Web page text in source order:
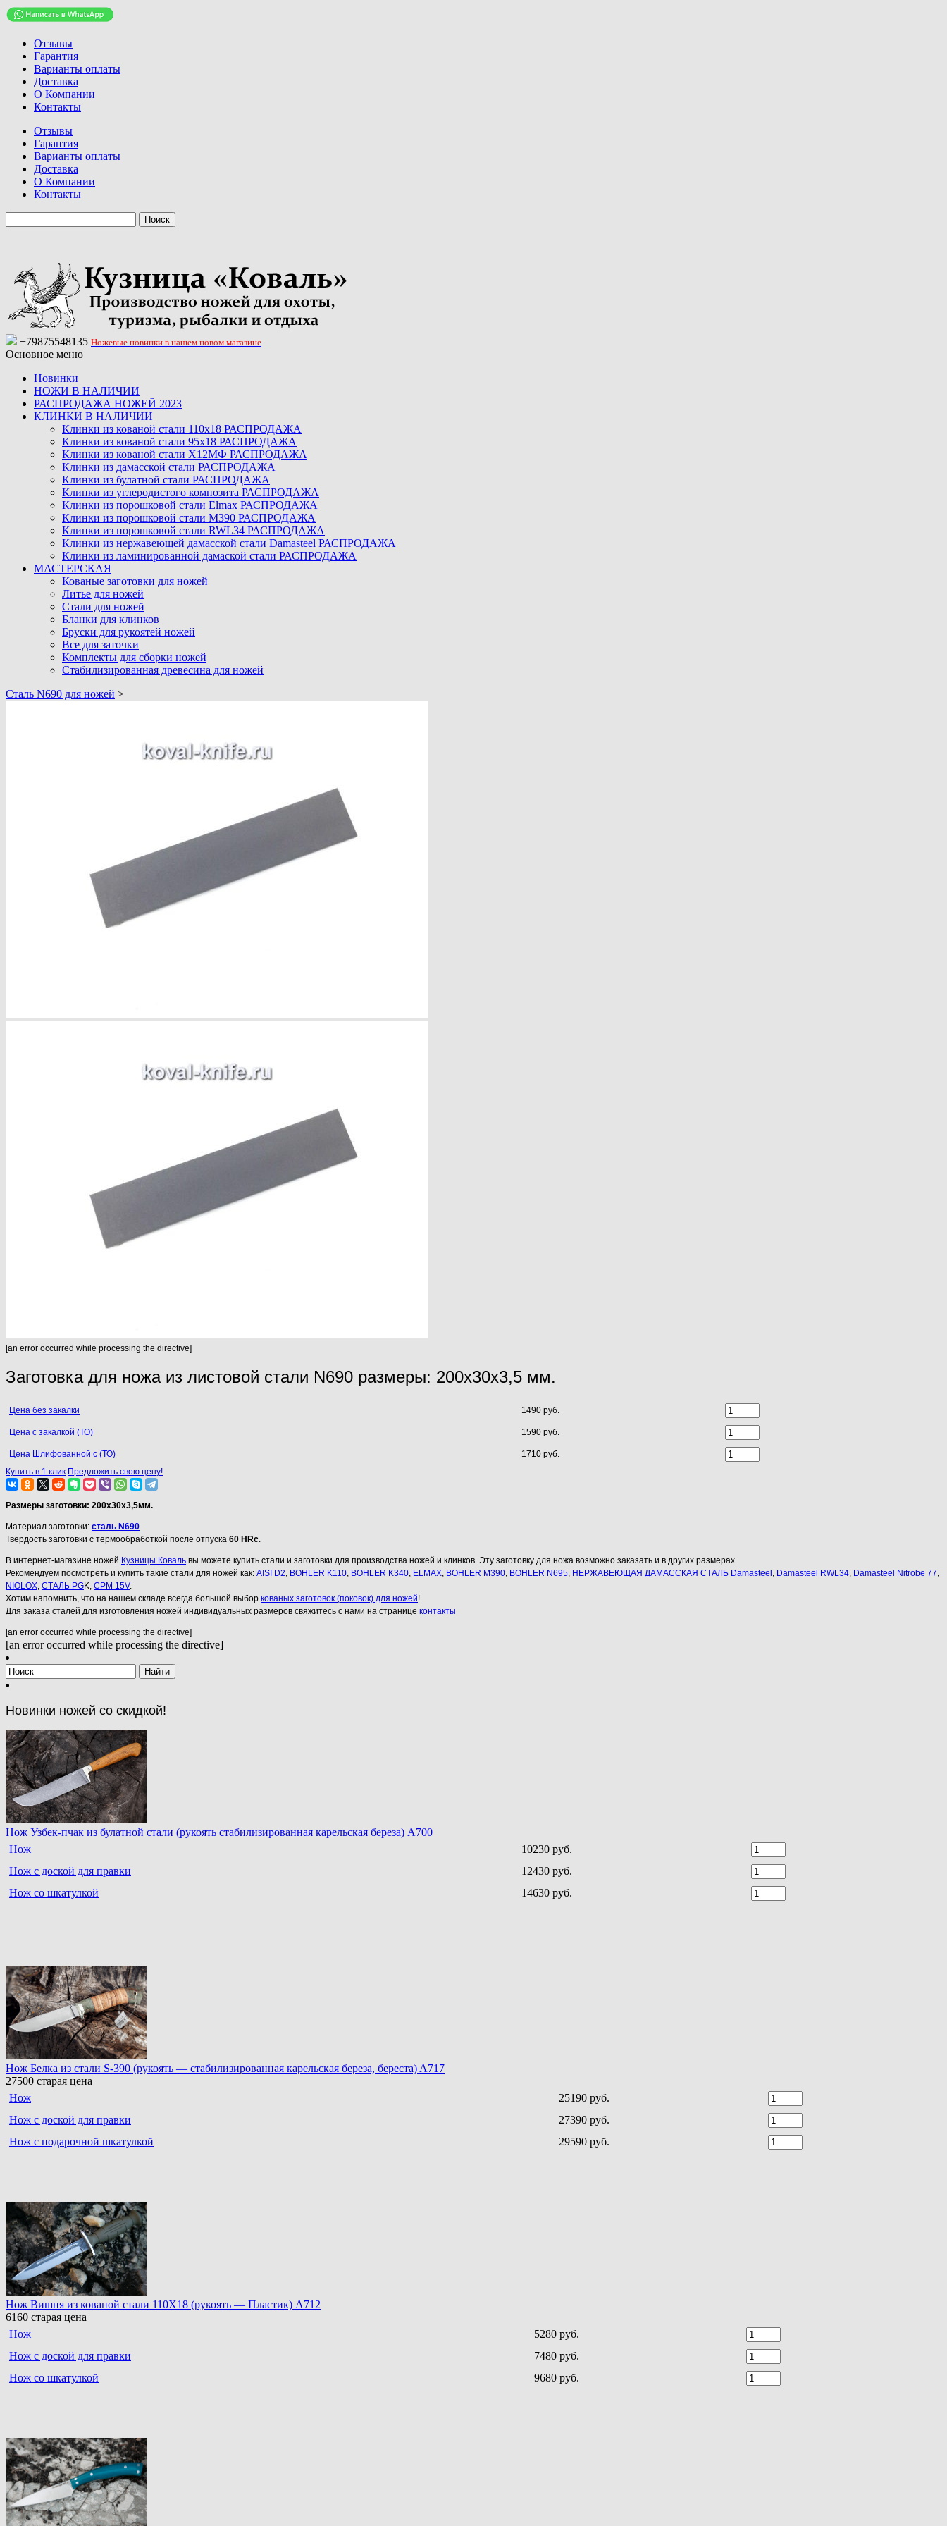
Отзывы
Гарантия
Варианты оплаты
Доставка
О Компании
Контакты
Отзывы
Гарантия
Варианты оплаты
Доставка
О Компании
Контакты
+79875548135 Ножевые новинки в нашем новом магазине
Основное меню
Новинки
НОЖИ В НАЛИЧИИ
РАСПРОДАЖА НОЖЕЙ 2023
КЛИНКИ В НАЛИЧИИ
Клинки из кованой стали 110х18 РАСПРОДАЖА
Клинки из кованой стали 95х18 РАСПРОДАЖА
Клинки из кованой стали Х12МФ РАСПРОДАЖА
Клинки из дамасской стали РАСПРОДАЖА
Клинки из булатной стали РАСПРОДАЖА
Клинки из углеродистого композита РАСПРОДАЖА
Клинки из порошковой стали Elmax РАСПРОДАЖА
Клинки из порошковой стали M390 РАСПРОДАЖА
Клинки из порошковой стали RWL34 РАСПРОДАЖА
Клинки из нержавеющей дамасской стали Damasteel РАСПРОДАЖА
Клинки из ламинированной дамаской стали РАСПРОДАЖА
МАСТЕРСКАЯ
Кованые заготовки для ножей
Литье для ножей
Стали для ножей
Бланки для клинков
Бруски для рукоятей ножей
Все для заточки
Комплекты для сборки ножей
Стабилизированная древесина для ножей
Cталь N690 для ножей >
[an error occurred while processing the directive]
Заготовка для ножа из листовой стали N690 размеры: 200х30х3,5 мм.
Цена без закалки 1490 руб.
Цена с закалкой (ТО) 1590 руб.
Цена Шлифованной с (ТО)
1710 руб.
Купить в 1 клик Предложить свою цену!
Размеры заготовки: 200х30х3,5мм.
Материал заготовки: сталь N690
Твердость заготовки с термообработкой после отпуска 60 HRc.
В интернет-магазине ножей Кузницы Коваль вы можете купить стали и заготовки для производства ножей и клинков. Эту заготовку для ножа возможно заказать и в других размерах.
Рекомендуем посмотреть и купить такие стали для ножей как: AISI D2, BOHLER K110, BOHLER K340, ELMAX, BOHLER M390, BOHLER N695, НЕРЖАВЕЮЩАЯ ДАМАССКАЯ СТАЛЬ Damasteel, Damasteel RWL34, Damasteel Nitrobe 77,
NIOLOX, СТАЛЬ PGK, CPM 15V.
Хотим напомнить, что на нашем складе всегда большой выбор кованых заготовок (поковок) для ножей!
Для заказа сталей для изготовления ножей индивидуальных размеров свяжитесь с нами на странице контакты
[an error occurred while processing the directive]
[an error occurred while processing the directive]
Новинки ножей со скидкой!
Нож Узбек-пчак из булатной стали (рукоять стабилизированная карельская береза) A700
Нож
10230 руб.
Нож с доской для правки
12430 руб.
Нож со шкатулкой
14630 руб.
Нож Белка из стали S-390 (рукоять — стабилизированная карельская береза, береста) A717
27500 старая цена
Нож
25190 руб.
Нож с доской для правки
27390 руб.
Нож с подарочной шкатулкой
29590 руб.
Нож Вишня из кованой стали 110Х18 (рукоять — Пластик) A712
6160 старая цена
Нож
5280 руб.
Нож с доской для правки
7480 руб.
Нож со шкатулкой
9680 руб.